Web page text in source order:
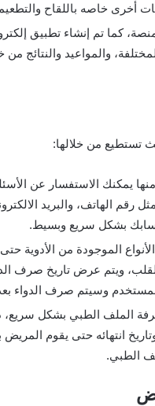
أخرى خاصه باللقاح
كما تم إنشاء تطبيق
والمواعيد والنتائج من
تستطيع من خلالها:
يمكنك الاستفسار عن
رقم الهاتف، والبريد
بشكل سريع وبسيط.
الموجودة من
ويتم عرض تاريخ صرف
وسيتم صرف الدواء
الملف الطبي بشكل سريع،
انتهائه حتى يقوم
الطبي.